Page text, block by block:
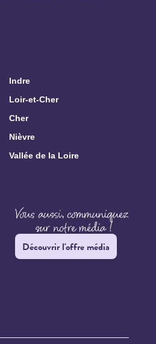
Indre
Loir-et-Cher
Cher
Nièvre
Vallée de la Loire
Découvrir l'offre média